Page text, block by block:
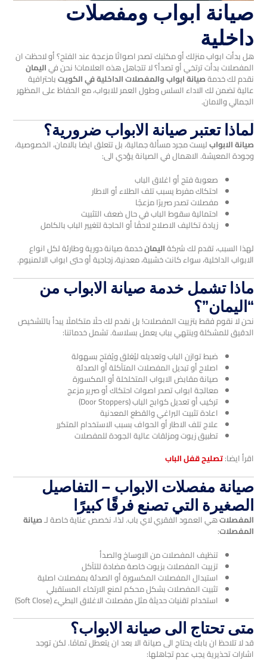
صيانة ابواب ومفصلات
داخلية
هل بدأت ابواب منزلك أو مكتبك تصدر اصواتًا مزعجة عند الفتح؟ أو لاحظت ان
المفصلات بدأت ترتخي أو تصدأ؟ لا تتجاهل هذه العلامات! نحن فياليمان
نقدم لك خدمةصيانة ابواب والمفصلات الداخلية في الكويتباحترافية
عالية تضمن لك الاداء السلس وطول العمر للابواب، مع الحفاظ على المظهر
الجمالي والامان.
لماذا تعتبر صيانة الابواب ضرورية؟
صيانة الابوابليست مجرد مسألة جمالية، بل تتعلق ايضا بالامان، الخصوصية،
وجودة المعيشة. الاهمال في الصيانة يؤدي الى:
صعوبة فتح أو اغلاق الباب
احتكاك مفرط يسبب تلف الطلاء أو الاطار
مفصلات تصدر صريرًا مزعجًا
احتمالية سقوط الباب في حال ضعف التثبيت
زيادة تكاليف الاصلاح لاحقًا أو الحاجة لتغيير الباب بالكامل
لهذا السبب، تقدم لك شركةاليمانخدمة صيانة دورية وطارئة لكل انواع
الابواب الداخلية، سواء كانت خشبية، معدنية، زجاجية أو حتى ابواب الالمنيوم.
ماذا تشمل خدمة صيانة الابواب من
“اليمان”؟
نحن لا نقوم فقط بتزييت المفصلات! بل نقدم لك حلًا متكاملًا يبدأ بالتشخيص
الدقيق للمشكلة وينتهي بباب يعمل بسلاسة. تشمل خدماتنا:
ضبط توازن الباب وتعديله ليُغلق ويُفتح بسهولة
اصلاح أو تبديل المفصلات المتآكلة أو الصدئة
صيانة مقابض الابواب المتخلخلة أو المكسورة
معالجة ابواب تصدر اصوات احتكاك أو صرير مزعج
تركيب أو تعديل كوابح الباب (Door Stoppers)
اعادة تثبيت البراغي والقطع المعدنية
علاج تلف الاطار أو الحواف بسبب الاستخدام المتكرر
تطبيق زيوت ومزلقات عالية الجودة للمفصلات
اقرأ ايضا:تصليح قفل الباب
صيانة مفصلات الابواب – التفاصيل
الصغيرة التي تصنع فرقًا كبيرًا
المفصلاتهي العمود الفقري لاي باب. لذا، نخصص عناية خاصة لـصيانة
المفصلات:
تنظيف المفصلات من الاوساخ والصدأ
تزييت المفصلات بزيوت خاصة مضادة للتآكل
استبدال المفصلات المكسورة أو الصدئة بمفصلات اصلية
تثبيت المفصلات بشكل محكم لمنع الارتخاء المستقبلي
استخدام تقنيات حديثة مثل مفصلات الاغلاق البطيء (Soft Close)
متى تحتاج الى صيانة الابواب؟
قد لا تلاحظ ان بابك يحتاج الى صيانة الا بعد ان يتعطل تمامًا. لكن توجد
اشارات تحذيرية يجب عدم تجاهلها: